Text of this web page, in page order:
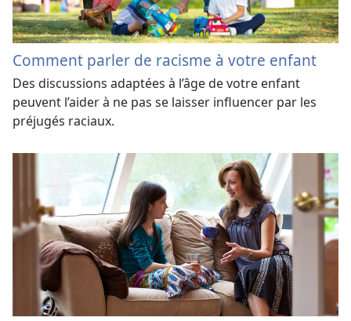
Comment parler de racisme à votre enfant
Des discussions adaptées à l’âge de votre enfant
peuvent l’aider à ne pas se laisser influencer par les
préjugés raciaux.